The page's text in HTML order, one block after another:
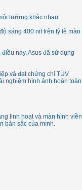
trường khác nhau.
sáng 400 nit trên tỷ lệ màn
này, Asus đã sử dụng
và đạt chứng chỉ TÜV
nghiệm hình ảnh hoàn toàn
linh hoạt và màn hình viền
bản sắc của mình.